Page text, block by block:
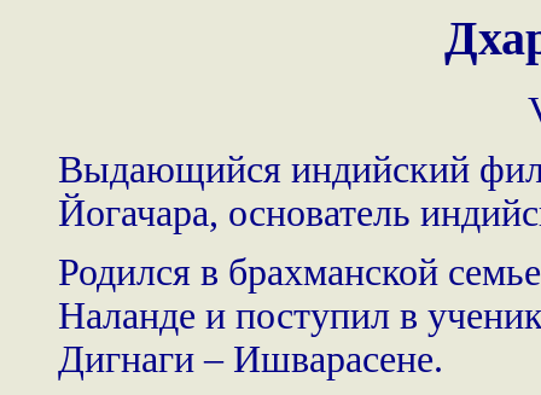
Выдающийся индийский
Йогачара, основатель
Родился в брахманской
Наланде и поступил в
Дигнаги – Ишварасене.